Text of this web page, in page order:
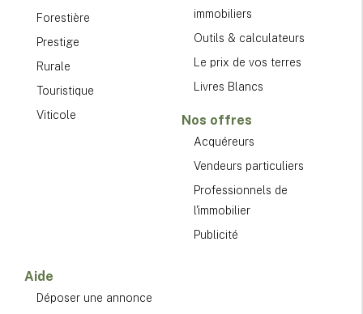
Forestière
Prestige
Rurale
Touristique
Viticole
immobiliers
Outils & calculateurs
Le prix de vos terres
Livres Blancs
Nos offres
Acquéreurs
Vendeurs particuliers
Professionnels de
l'immobilier
Publicité
Aide
Déposer une annonce